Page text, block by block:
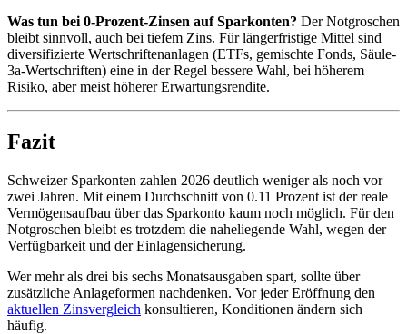
Was tun bei 0-Prozent-Zinsen auf Sparkonten? Der Notgroschen
bleibt sinnvoll, auch bei tiefem Zins. Für längerfristige Mittel sind
diversifizierte Wertschriftenanlagen (ETFs, gemischte Fonds, Säule-
3a-Wertschriften) eine in der Regel bessere Wahl, bei höherem
Risiko, aber meist höherer Erwartungsrendite.
Fazit
Schweizer Sparkonten zahlen 2026 deutlich weniger als noch vor
zwei Jahren. Mit einem Durchschnitt von 0.11 Prozent ist der reale
Vermögensaufbau über das Sparkonto kaum noch möglich. Für den
Notgroschen bleibt es trotzdem die naheliegende Wahl, wegen der
Verfügbarkeit und der Einlagensicherung.
Wer mehr als drei bis sechs Monatsausgaben spart, sollte über
zusätzliche Anlageformen nachdenken. Vor jeder Eröffnung den
aktuellen Zinsvergleich konsultieren, Konditionen ändern sich
häufig.